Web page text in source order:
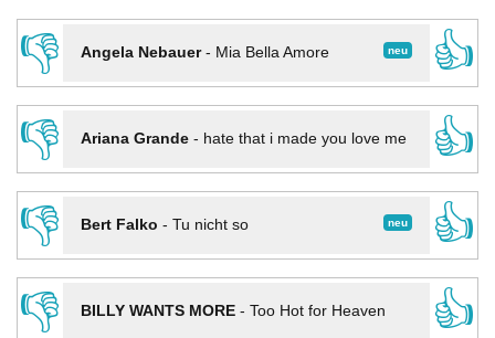
👎 neu
Angela Nebauer- Mia Bella Amore
👍
👎
Ariana Grande- hate that i made you love me
👍
👎
neu
Bert Falko - Tu nicht so
👍
👎
BILLY WANTS MORE- Too Hot for Heaven
👍